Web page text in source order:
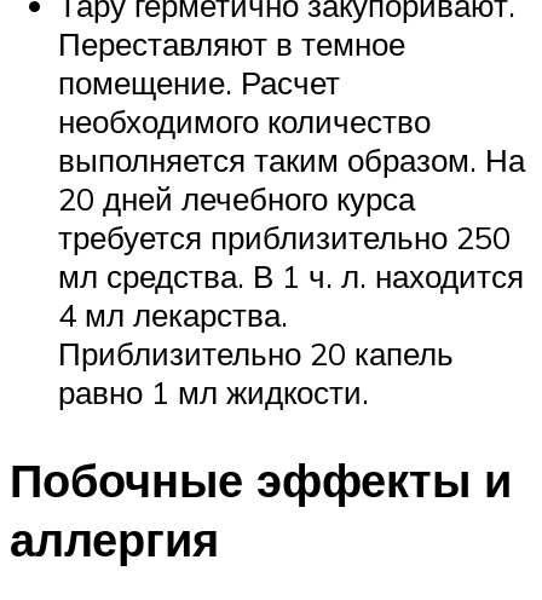
Переставляют в темное
помещение. Расчет
необходимого количество
выполняется таким образом. На
20 дней лечебного курса
требуется приблизительно 250
мл средства. В 1 ч. л. находится
4 мл лекарства.
Приблизительно 20 капель
равно 1 мл жидкости.
Побочные эффекты и
аллергия